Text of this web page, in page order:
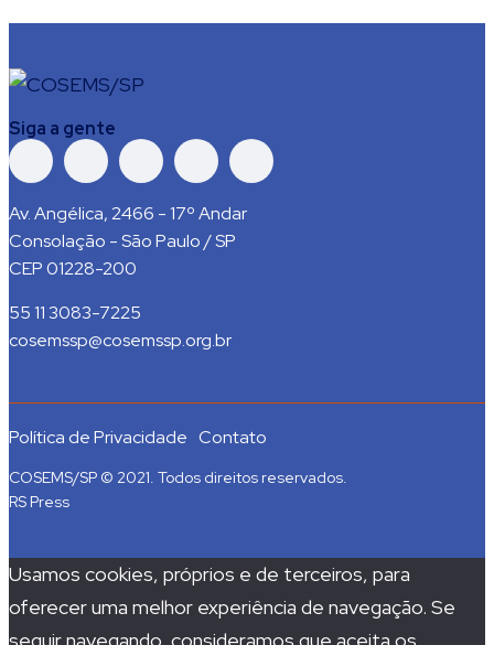
Siga a gente
Av. Angélica, 2466 - 17º Andar
Consolação - São Paulo / SP
CEP 01228-200
55 11 3083-7225
cosemssp@cosemssp.org.br
Política de Privacidade Contato
COSEMS/SP © 2021. Todos direitos reservados.
RS Press
Usamos cookies, próprios e de terceiros, para
oferecer uma melhor experiência de navegação. Se